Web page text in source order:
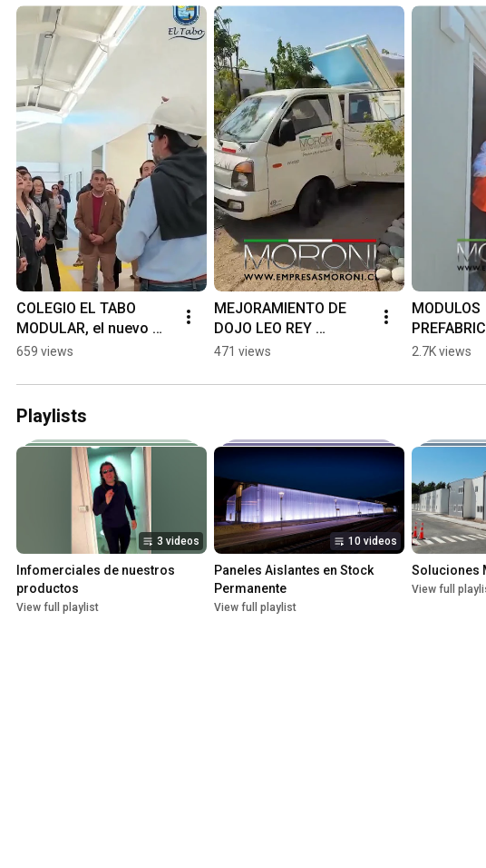
COLEGIO EL TABO
MODULAR, el nuevo
establecimiento ya
avance en su
construcción.
659 views
MEJORAMIENTO DE
DOJO LEO REY
BRIGIDO!
471 views
MODULOS
MORONI
2.7K views
Playlists
3 videos
Infomerciales de nuestros
productos
View full playlist
10 videos
Paneles Aislantes en Stock
Permanente
View full playlist
Soluciones
View full